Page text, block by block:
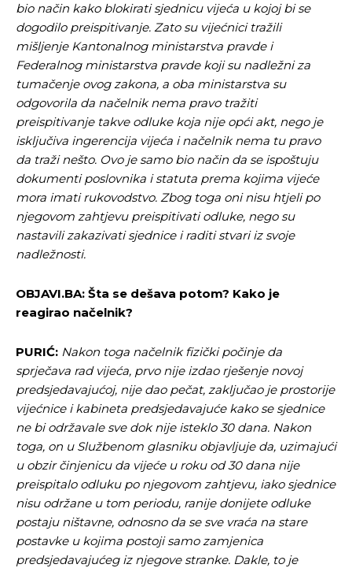
bio način kako blokirati sjednicu vijeća u kojoj bi se
dogodilo preispitivanje. Zato su vijećnici tražili
mišljenje Kantonalnog ministarstva pravde i
Federalnog ministarstva pravde koji su nadležni za
tumačenje ovog zakona, a oba ministarstva su
odgovorila da načelnik nema pravo tražiti
preispitivanje takve odluke koja nije opći akt, nego je
isključiva ingerencija vijeća i načelnik nema tu pravo
da traži nešto. Ovo je samo bio način da se ispoštuju
dokumenti poslovnika i statuta prema kojima vijeće
mora imati rukovodstvo. Zbog toga oni nisu htjeli po
njegovom zahtjevu preispitivati odluke, nego su
nastavili zakazivati sjednice i raditi stvari iz svoje
nadležnosti.
OBJAVI.BA: Šta se dešava potom? Kako je
reagirao načelnik?
PURIĆ: Nakon toga načelnik fizički počinje da
sprječava rad vijeća, prvo nije izdao rješenje novoj
predsjedavajućoj, nije dao pečat, zaključao je prostorije
vijećnice i kabineta predsjedavajuće kako se sjednice
ne bi održavale sve dok nije isteklo 30 dana. Nakon
toga, on u Službenom glasniku objavljuje da, uzimajući
u obzir činjenicu da vijeće u roku od 30 dana nije
preispitalo odluku po njegovom zahtjevu, iako sjednice
nisu održane u tom periodu, ranije donijete odluke
postaju ništavne, odnosno da se sve vraća na stare
postavke u kojima postoji samo zamjenica
predsjedavajućeg iz njegove stranke. Dakle, to je